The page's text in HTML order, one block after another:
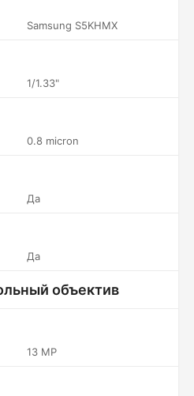
Samsung S5KHMX
1/1.33"
0.8 micron
Да
Да
объектив
13 MP